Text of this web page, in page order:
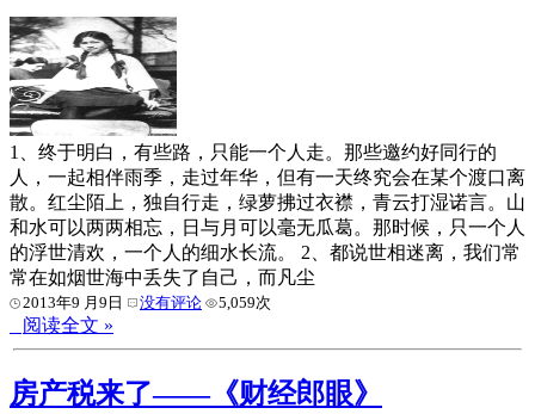
1、终于明白，有些路，只能一个人走。那些邀约好同行的
人，一起相伴雨季，走过年华，但有一天终究会在某个渡口离
散。红尘陌上，独自行走，绿萝拂过衣襟，青云打湿诺言。山
和水可以两两相忘，日与月可以毫无瓜葛。那时候，只一个人
的浮世清欢，一个人的细水长流。 2、都说世相迷离，我们常
常在如烟世海中丢失了自己，而凡尘
2013年9 月9日 没有评论 5,059次
阅读全文 »
房产税来了——《财经郎眼》